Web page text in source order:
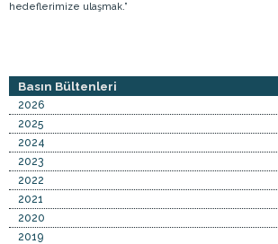
hedeflerimize ulaşmak.”
Basın Bültenleri
2026
2025
2024
2023
2022
2021
2020
2019